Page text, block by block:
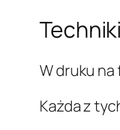
W druku
Każda z